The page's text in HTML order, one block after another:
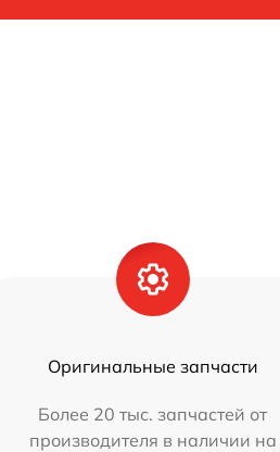
Оригинальные запчасти
Более 20 тыс. запчастей от
производителя в наличии на